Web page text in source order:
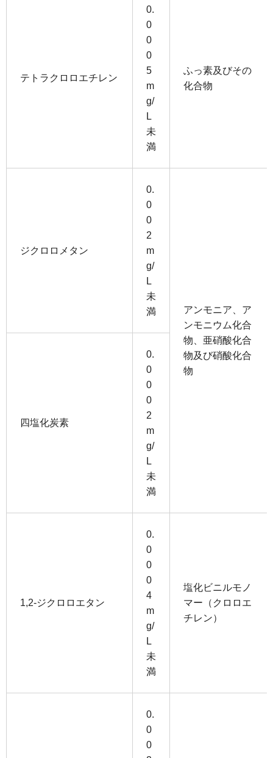
テトラクロロエチレン
0.
0
0
0
5
m
g/
L
未
満
ふっ素及びその
化合物
ジクロロメタン
0.
0
0
2
m
g/
L
未
満
アンモニア、ア
ンモニウム化合
物、亜硝酸化合
物及び硝酸化合
物
四塩化炭素
0.
0
0
0
2
m
g/
L
未
満
1,2-ジクロロエタン
0.
0
0
0
4
m
g/
L
未
満
塩化ビニルモノ
マー（クロロエ
チレン）
0.
0
0